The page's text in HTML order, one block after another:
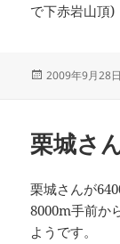
で下赤岩山頂)
投
2009年9月28日
栗城さ
栗城さんが
8000m手前か
ようです。